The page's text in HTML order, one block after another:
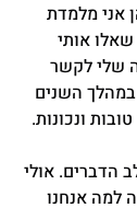
אני מלמדת
אותי
שלי לקשר
השנים
ונכונות.
הדברים. אולי
למה אנחנו